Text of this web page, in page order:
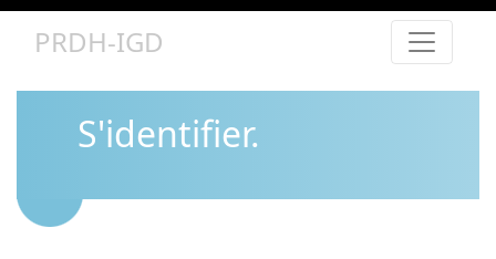
PRDH-IGD
S'identifier.